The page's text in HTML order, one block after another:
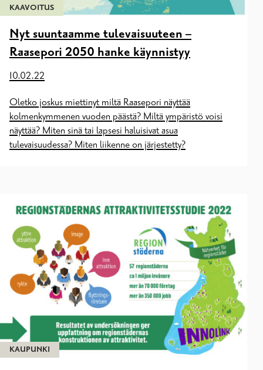
KAAVOITUS
Nyt suuntaamme tulevaisuuteen –
Raasepori 2050 hanke käynnistyy
10.02.22
Oletko joskus miettinyt miltä Raasepori näyttää
kolmenkymmenen vuoden päästä? Miltä ympäristö voisi
näyttää? Miten sinä tai lapsesi haluisivat asua
tulevaisuudessa? Miten liikenne on järjestetty?
KAUPUNKI